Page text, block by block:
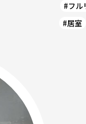
#フル
#居室